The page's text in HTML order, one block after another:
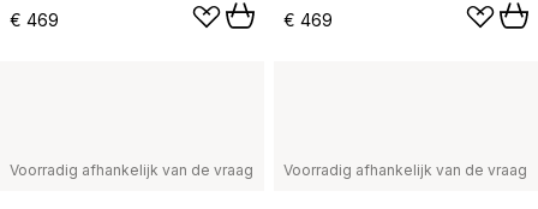
€ 469
€ 469
Voorradig afhankelijk van de vraag Voorradig afhankelijk van de vraag